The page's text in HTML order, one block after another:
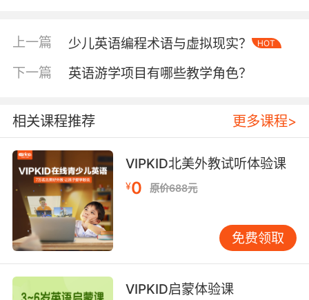
语言学家Martin Joos提出的语言正式度理论在商
拟显示，中等情感浓度的表达更易引发共鸣。弱
化版可使用"This eyeshadow palette has
become my go-to for daily makeup"，通
过"go-to"暗示依赖感；强化版则采用"The
moment I tried these noise-canceling
headphones, my old ones became
obsolete"，用对比句式突出颠覆性体验。需注意
文化差异：东方消费者倾向含蓄表达
（"Exceeded my expectations"），西方用户更
接受直白赞美（"Hands down the best
purchase of 2023"）。
上一篇 少儿英语编程术语与虚拟现实？ HOT
下一篇 英语游学项目有哪些教学角色？
相关课程推荐 更多课程>
VIPKID北美外教试听体验课
¥0 原价688元
免费领取
VIPKID启蒙体验课